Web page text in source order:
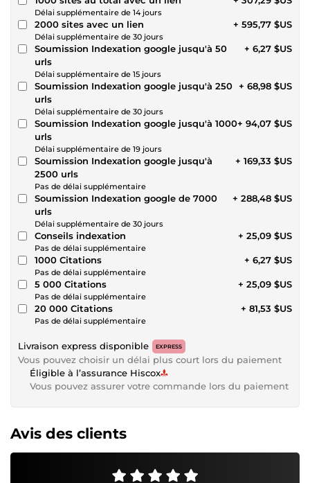
Délai supplémentaire de 14 jours
2000 sites avec un lien
Délai supplémentaire de 30 jours
+ 595,77 $US
Soumission Indexation google jusqu'à 50
urls
Délai supplémentaire de 15 jours
+ 6,27 $US
Soumission Indexation google jusqu'à 250
urls
Délai supplémentaire de 30 jours
+ 68,98 $US
Soumission Indexation google jusqu'à 1000
urls
Délai supplémentaire de 19 jours
+ 94,07 $US
Soumission Indexation google jusqu'à
2500 urls
Pas de délai supplémentaire
+ 169,33 $US
Soumission Indexation google de 7000
urls
Délai supplémentaire de 30 jours
+ 288,48 $US
Conseils indexation
Pas de délai supplémentaire
+ 25,09 $US
1000 Citations
Pas de délai supplémentaire
+ 6,27 $US
5 000 Citations
Pas de délai supplémentaire
+ 25,09 $US
20 000 Citations
Pas de délai supplémentaire
+ 81,53 $US
Livraison express disponible EXPRESS
Vous pouvez choisir un délai plus court lors du paiement
Éligible à l’assurance Hiscox
Vous pouvez assurer votre commande lors du paiement
Avis des clients